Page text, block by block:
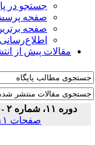
جستجو در
صفحه
صفحه
اطلاع‌رسانی
مقالات پیش از
دوره ۱۱، شماره ۲ - ( یافته ۱۳۸۸ )
صفحات ۱۱-۳